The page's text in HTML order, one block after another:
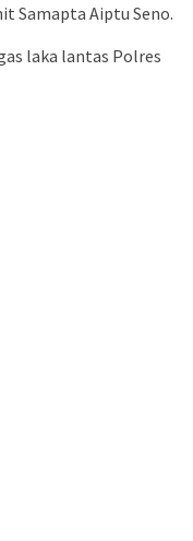
Samapta Aiptu Seno.
laka lantas Polres